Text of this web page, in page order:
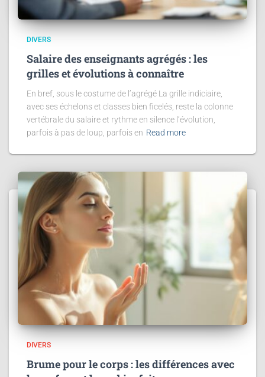
DIVERS
Salaire des enseignants agrégés : les
grilles et évolutions à connaître
En bref, sous le costume de l’agrégé La grille indiciaire,
avec ses échelons et classes bien ficelés, reste la colonne
vertébrale du salaire et rythme en silence l’évolution,
parfois à pas de loup, parfois en Read more
DIVERS
Brume pour le corps : les différences avec